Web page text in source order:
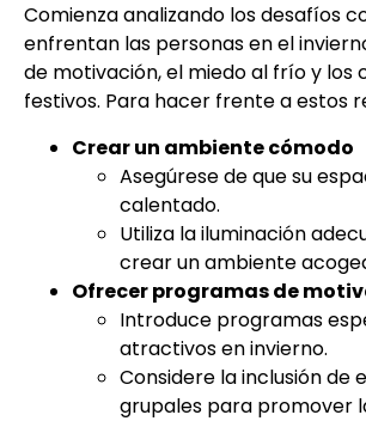
Comienza analizando los desafíos
enfrentan las personas en el
de motivación, el miedo al frío y los
festivos. Para hacer frente a estos
Crear un ambiente cómodo
Asegúrese de que su
calentado.
Utiliza la iluminación
crear un ambiente
Ofrecer programas de
Introduce programas
atractivos en invierno.
Considere la inclusión de
grupales para promover